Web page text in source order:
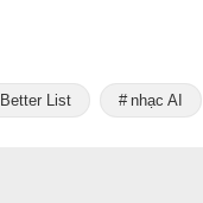
Better List nhạc AI